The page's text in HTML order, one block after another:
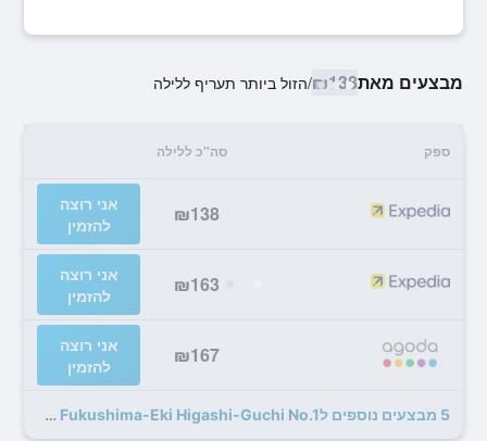
מבצעים מאת₪138
/הזול ביותר תעריף ללילה
ספק סה"כ ללילה
₪138
אני רוצה
להזמין
₪163
אני רוצה
להזמין
₪167
אני רוצה
להזמין
5 מבצעים נוספים לToyoko Inn Fukushima-Eki Higashi-Guchi No.1